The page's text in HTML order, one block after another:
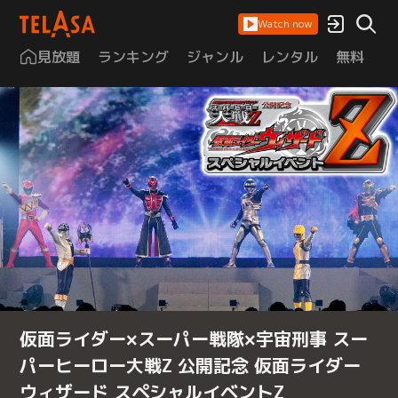
Watch now
見放題 ランキング ジャンル レンタル 無料
仮面ライダー×スーパー戦隊×宇宙刑事 スー
パーヒーロー大戦Z 公開記念 仮面ライダー
ウィザード スペシャルイベントZ